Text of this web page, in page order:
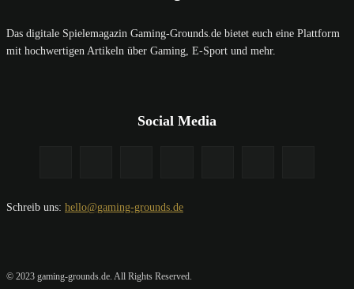
Das digitale Spielemagazin Gaming-Grounds.de bietet euch eine Plattform
mit hochwertigen Artikeln über Gaming, E-Sport und mehr.
Social Media
Schreib uns: hello@gaming-grounds.de
© 2023 gaming-grounds.de. All Rights Reserved.